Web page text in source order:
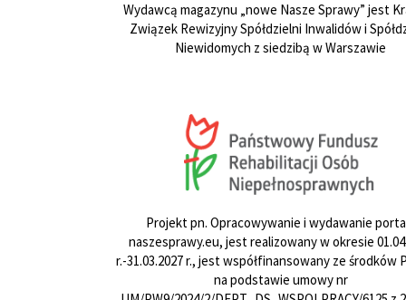
Wydawcą magazynu „nowe Nasze Sprawy” jest
Związek Rewizyjny Spółdzielni Inwalidów i
Niewidomych z siedzibą w Warszawie
Projekt pn. Opracowywanie i wydawanie
naszesprawy.eu, jest realizowany w okresie
r.-31.03.2027 r., jest współfinansowany ze środków
na podstawie umowy nr